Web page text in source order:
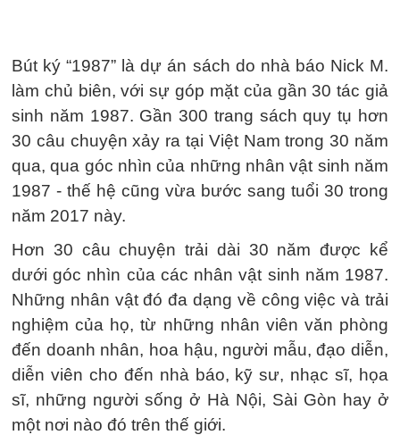
Bút ký “1987” là dự án sách do nhà báo Nick M.
làm chủ biên, với sự góp mặt của gần 30 tác giả
sinh năm 1987. Gần 300 trang sách quy tụ hơn
30 câu chuyện xảy ra tại Việt Nam trong 30 năm
qua, qua góc nhìn của những nhân vật sinh năm
1987 - thế hệ cũng vừa bước sang tuổi 30 trong
năm 2017 này.
Hơn 30 câu chuyện trải dài 30 năm được kể
dưới góc nhìn của các nhân vật sinh năm 1987.
Những nhân vật đó đa dạng về công việc và trải
nghiệm của họ, từ những nhân viên văn phòng
đến doanh nhân, hoa hậu, người mẫu, đạo diễn,
diễn viên cho đến nhà báo, kỹ sư, nhạc sĩ, họa
sĩ, những người sống ở Hà Nội, Sài Gòn hay ở
một nơi nào đó trên thế giới.